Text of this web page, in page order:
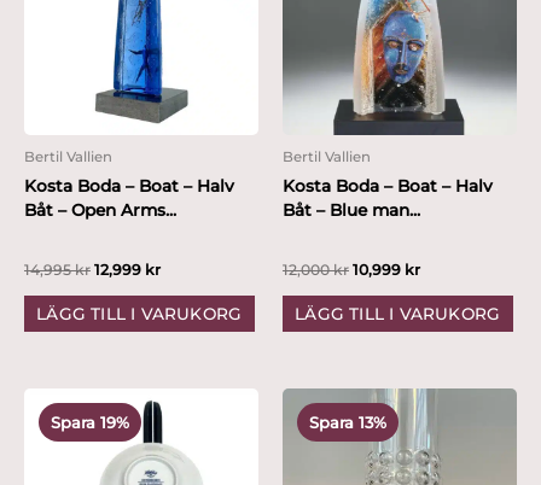
Bertil Vallien
Kosta Boda – Boat – Halv
Båt – Open Arms...
14,995kr 12,999 kr
LÄGG TILL I VARUKORG
Bertil Vallien
Kosta Boda – Boat – Halv
Båt – Blue man...
12,000kr 10,999 kr
LÄGG TILL I VARUKORG
Spara 19%
ursprungliga
495 kr.
Det
nuvarande
priset
är:
399 kr.
Spara 13%
ursprungliga
1,495 kr.
Det
nuvarande
priset
är:
1,299 kr.